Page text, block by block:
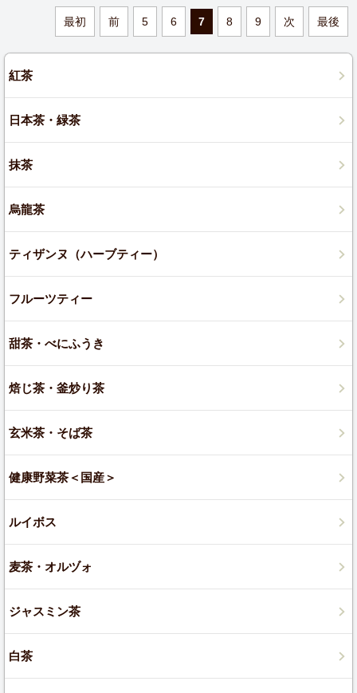
最初 前 5 6 7 8 9 次 最後
紅茶
日本茶・緑茶
抹茶
烏龍茶
ティザンヌ（ハーブティー）
フルーツティー
甜茶・べにふうき
焙じ茶・釜炒り茶
玄米茶・そば茶
健康野菜茶＜国産＞
ルイボス
麦茶・オルヅォ
ジャスミン茶
白茶